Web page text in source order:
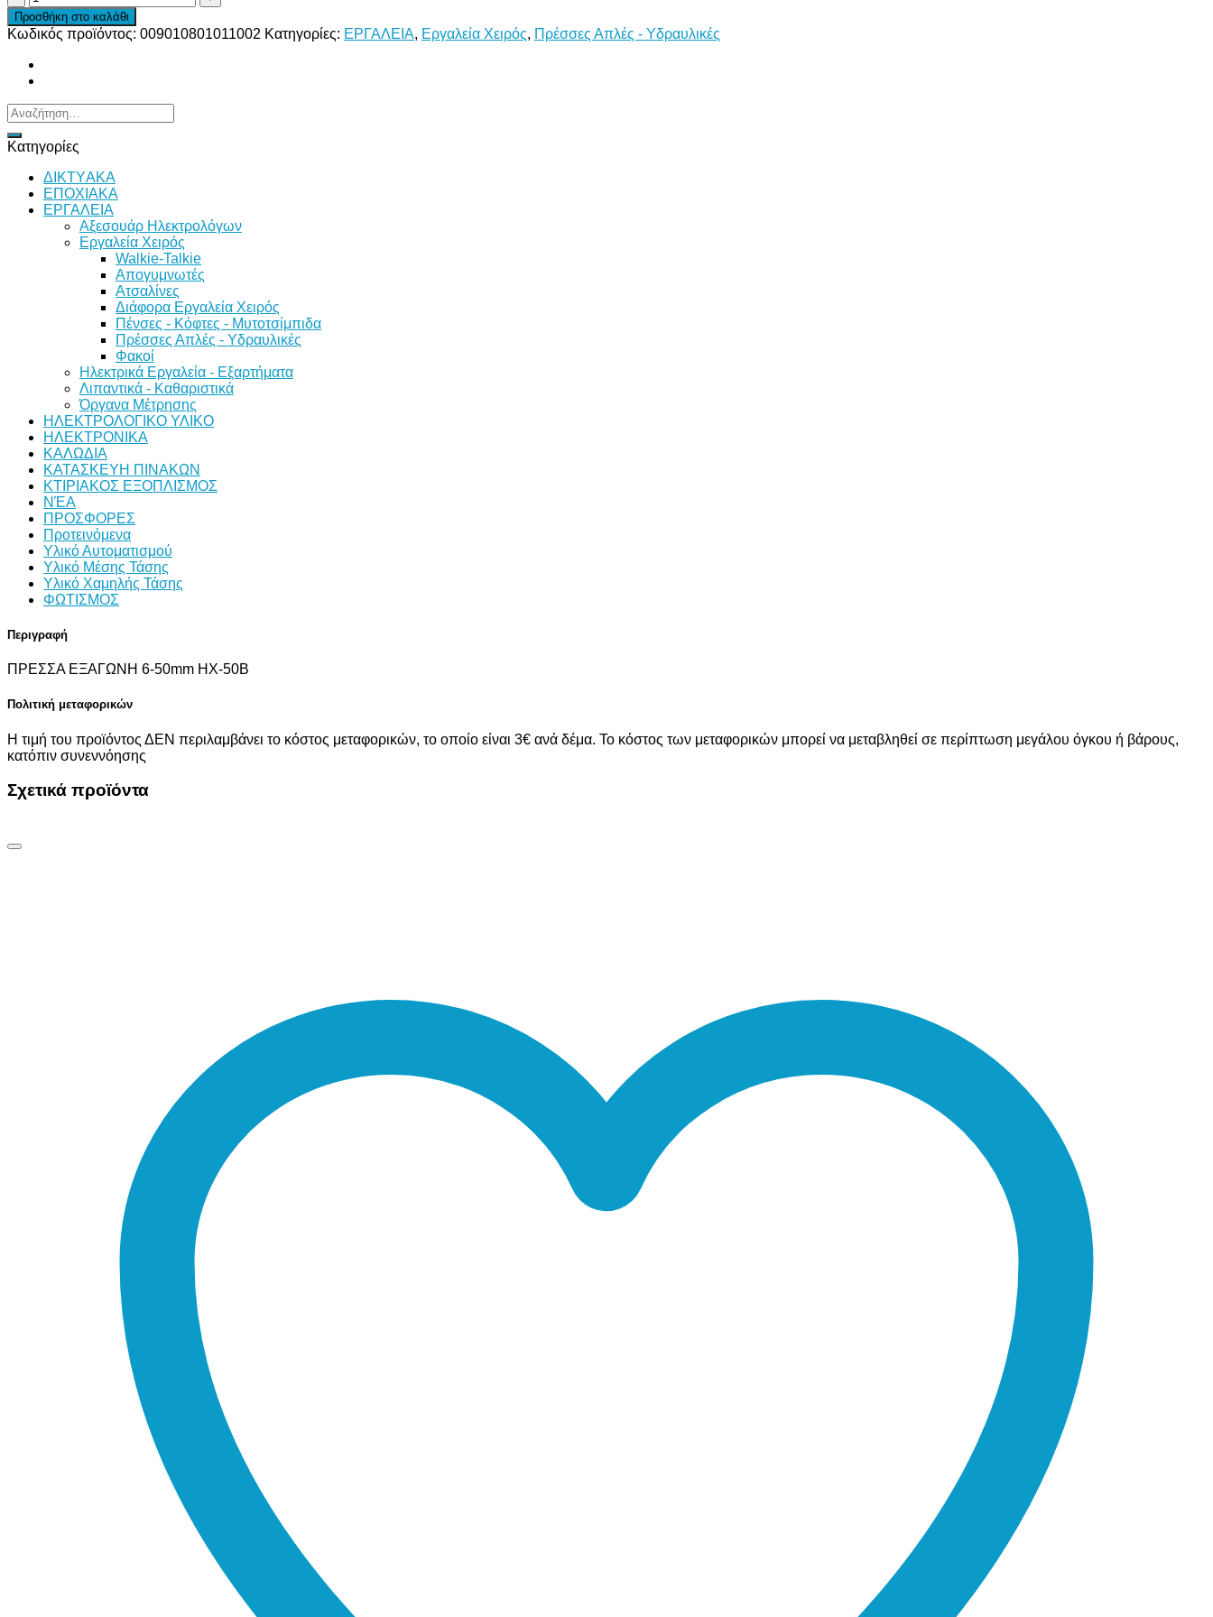
ΕΞΑΓΩΝΗ
6-
50mm
ΗΧ-50Β
ποσότητα
Προσθήκη στο καλάθι
Κωδικός προϊόντος: 009010801011002 Κατηγορίες: ΕΡΓΑΛΕΙΑ, Εργαλεία Χειρός, Πρέσσες Απλές - Υδραυλικές
Αναζήτηση
για:
Κατηγορίες
ΔΙKTΥAKA
ΕΠΟΧΙΑΚΑ
ΕΡΓΑΛΕΙΑ
Αξεσουάρ Ηλεκτρολόγων
Εργαλεία Χειρός
Walkie-Talkie
Απογυμνωτές
Ατσαλίνες
Διάφορα Εργαλεία Χειρός
Πένσες - Κόφτες - Μυτοτσίμπιδα
Πρέσσες Απλές - Υδραυλικές
Φακοί
Ηλεκτρικά Εργαλεία - Εξαρτήματα
Λιπαντικά - Καθαριστικά
Όργανα Μέτρησης
ΗΛΕΚΤΡΟΛΟΓΙΚΟ ΥΛΙΚΟ
ΗΛΕΚΤΡΟΝΙΚΑ
ΚΑΛΩΔΙΑ
ΚΑΤΑΣΚΕΥΗ ΠΙΝΑΚΩΝ
ΚΤΙΡΙΑΚΟΣ ΕΞΟΠΛΙΣΜΟΣ
ΝΈΑ
ΠΡΟΣΦΟΡΕΣ
Προτεινόμενα
Υλικό Αυτοματισμού
Υλικό Μέσης Τάσης
Υλικό Χαμηλής Τάσης
ΦΩΤΙΣΜΟΣ
Περιγραφή
ΠΡΕΣΣΑ ΕΞΑΓΩΝΗ 6-50mm ΗΧ-50Β
Πολιτική μεταφορικών
Η τιμή του προϊόντος ΔΕΝ περιλαμβάνει το κόστος μεταφορικών, το οποίο είναι 3€ ανά δέμα. Το κόστος των μεταφορικών μπορεί να μεταβληθεί σε περίπτωση μεγάλου όγκου ή βάρους,
κατόπιν συνεννόησης
Σχετικά προϊόντα